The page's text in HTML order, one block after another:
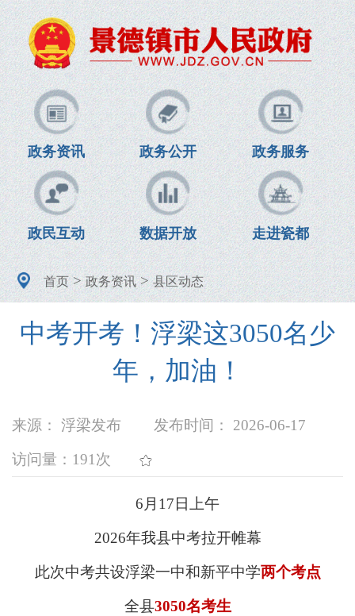
政务资讯 政务公开 政务服务
政民互动 数据开放 走进瓷都
首页>政务资讯>县区动态
中考开考！浮梁这3050名少
年，加油！
来源： 浮梁发布 发布时间： 2026-06-17
访问量： 191次
6月17日上午
2026年我县中考拉开帷幕
此次中考共设浮梁一中和新平中学两个考点
全县3050名考生